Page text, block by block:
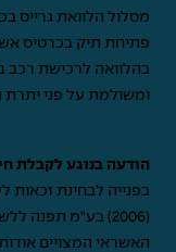
מסלול הלוואת גרייס
פתיחת תיק בכרטיס
בהלוואה לרכישת רכב
ומשולמת על פני
הודעה בנוגע לקבלת
בפנייה לבחינת זכאות
(2006) בע"מ תפנה
האשראי המצויים